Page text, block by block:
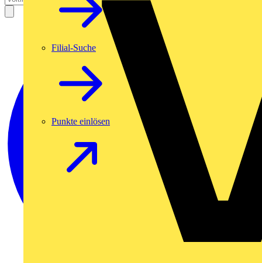
Filial-Suche
Punkte einlösen